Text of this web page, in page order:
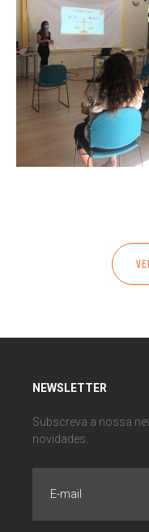
NEWSLETTER
Subscreva a nossa
novidades.